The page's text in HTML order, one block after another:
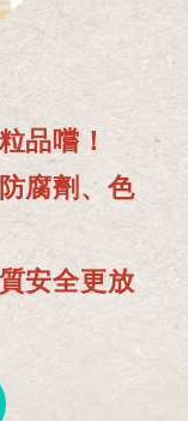
品嚐！
腐劑、色
安全更放